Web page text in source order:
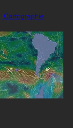
Cartographie